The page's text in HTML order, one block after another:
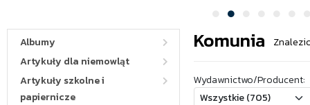
Albumy
Artykuły dla niemowląt
Artykuły szkolne i
papiernicze
Komunia
Wydawnictwo/Producent: